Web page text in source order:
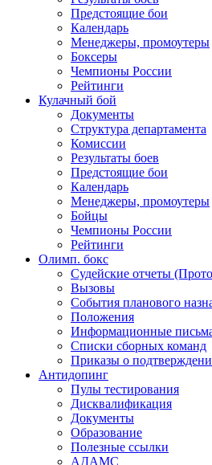
Предстоящие бои
Календарь
Менеджеры, промоутеры
Боксеры
Чемпионы России
Рейтинги
Кулачный бой
Документы
Структура департамента
Комиссии
Результаты боев
Предстоящие бои
Календарь
Менеджеры, промоутеры
Бойцы
Чемпионы России
Рейтинги
Олимп. бокс
Судейские отчеты
Вызовы
События планового
Положения
Информационные
Списки сборных команд
Приказы о
Антидопинг
Пулы тестирования
Дисквалификация
Документы
Образование
Полезные ссылки
АДАМС